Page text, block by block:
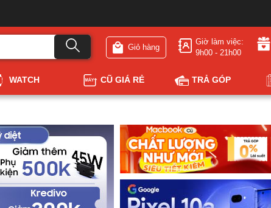
Giỏ hàng
Giờ làm việc:
9h00 - 21h00
WATCH CŨ GIÁ RẺ TRẢ GÓP